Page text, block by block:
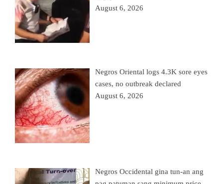
August 6, 2026
Negros Oriental logs 4.3K sore eyes
cases, no outbreak declared
August 6, 2026
Negros Occidental gina tun-an ang